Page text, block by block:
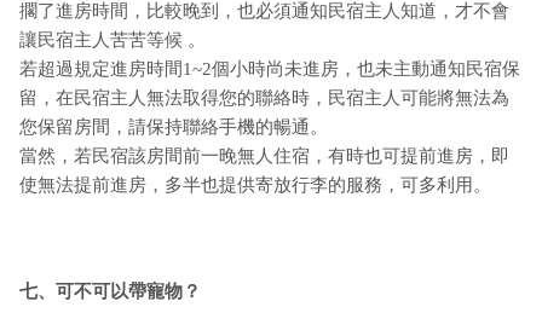
擱了進房時間，比較晚到，也必須通知民宿主人知道，才不會
讓民宿主人苦苦等候 。
若超過規定進房時間1~2個小時尚未進房，也未主動通知民宿保
留，在民宿主人無法取得您的聯絡時，民宿主人可能將無法為
您保留房間，請保持聯絡手機的暢通。
當然，若民宿該房間前一晚無人住宿，有時也可提前進房，即
使無法提前進房，多半也提供寄放行李的服務，可多利用。
七、可不可以帶寵物？